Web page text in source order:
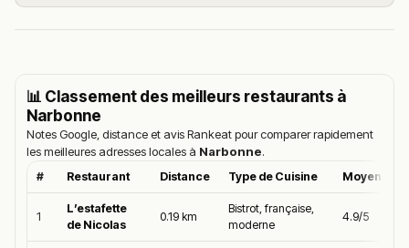
📊 Classement des meilleurs restaurants à
Narbonne
Notes Google, distance et avis Rankeat pour comparer rapidement
les meilleures adresses locales à Narbonne.
# Restaurant Distance Type de Cuisine Moyenne
1
L’estafette
de Nicolas
0.19 km
Bistrot, française,
moderne
4.9/5